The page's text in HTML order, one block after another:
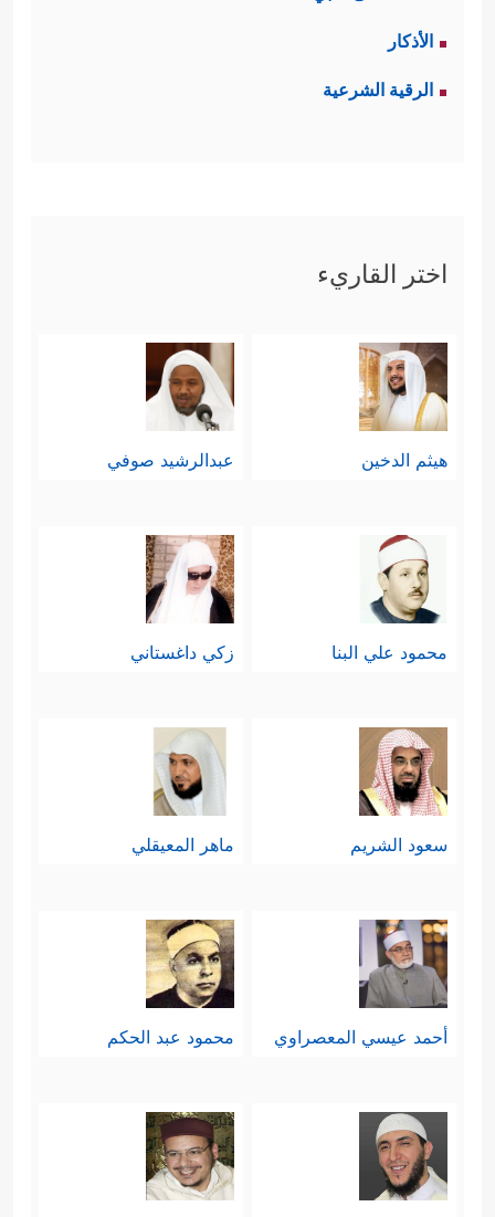
الأذكار
الرقية الشرعية
اختر القاريء
هيثم الدخين عبدالرشيد صوفي
محمود علي البنا زكي داغستاني
سعود الشريم ماهر المعيقلي
أحمد عيسي المعصراوي محمود عبد الحكم